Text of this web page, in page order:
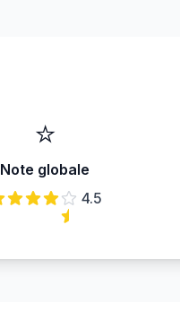
⭐
Note globale
4.5